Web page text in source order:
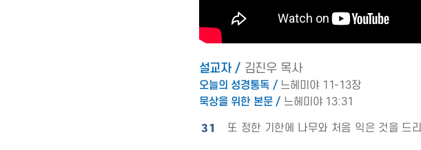
설교자 / 김진우 목사
오늘의 성경통독 /느헤미야 11-13장
묵상을 위한 본문 / 느헤미야 13:31
31 또 정한 기한에 나무와 처음 익은 것을 드